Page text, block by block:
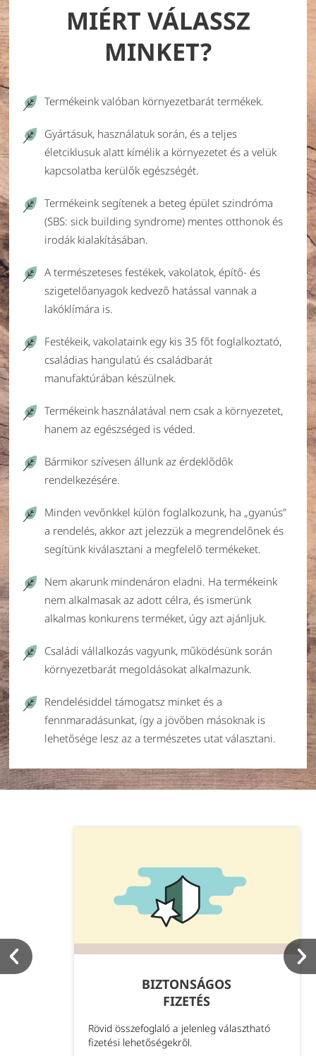
MIÉRT VÁLASSZ
MINKET?
Termékeink valóban környezetbarát termékek.
Gyártásuk, használatuk során, és a teljes
életciklusuk alatt kímélik a környezetet és a velük
kapcsolatba kerülők egészségét.
Termékeink segítenek a beteg épület szindróma
(SBS: sick building syndrome) mentes otthonok és
irodák kialakításában.
A természeteses festékek, vakolatok, építő- és
szigetelőanyagok kedvező hatással vannak a
lakóklímára is.
Festékeik, vakolataink egy kis 35 főt foglalkoztató,
családias hangulatú és családbarát
manufaktúrában készülnek.
Termékeink használatával nem csak a környezetet,
hanem az egészséged is véded.
Bármikor szívesen állunk az érdeklődők
rendelkezésére.
Minden vevőnkkel külön foglalkozunk, ha „gyanús”
a rendelés, akkor azt jelezzük a megrendelőnek és
segítünk kiválasztani a megfelelő termékeket.
Nem akarunk mindenáron eladni. Ha termékeink
nem alkalmasak az adott célra, és ismerünk
alkalmas konkurens terméket, úgy azt ajánljuk.
Családi vállalkozás vagyunk, működésünk során
környezetbarát megoldásokat alkalmazunk.
Rendelésiddel támogatsz minket és a
fennmaradásunkat, így a jövőben másoknak is
lehetősége lesz az a természetes utat választani.
BIZTONSÁGOS
FIZETÉS
Rövid összefoglaló a jelenleg választható
fizetési lehetőségekről.